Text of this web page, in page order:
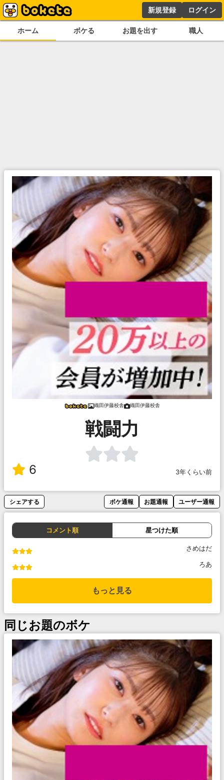
新規登録 ログイン
ホーム ボケる お題を出す 職人
織田伊藤校舎 織田伊藤校舎
戦闘力
6 3年くらい前
シェアする ボケ通報 お題通報 ユーザー通報
コメント順 星つけた順
さめはだ
ろあ
もっと見る
同じお題のボケ